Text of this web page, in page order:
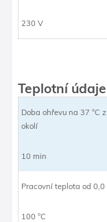
230 V
Teplotní údaje
Doba ohřevu na 37 °C
okolí
10 min
Pracovní teplota od 0,0
100 °C